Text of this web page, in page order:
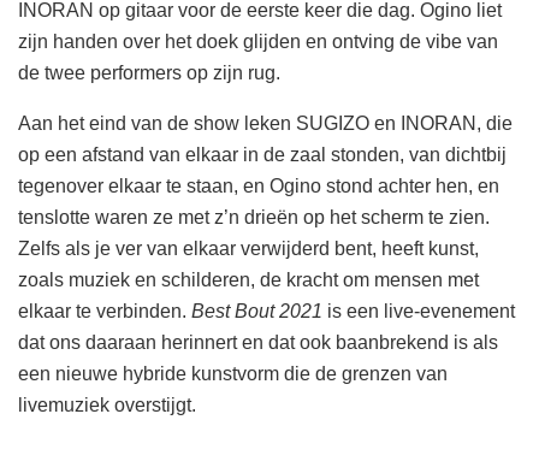
INORAN op gitaar voor de eerste keer die dag. Ogino liet
zijn handen over het doek glijden en ontving de vibe van
de twee performers op zijn rug.
Aan het eind van de show leken SUGIZO en INORAN, die
op een afstand van elkaar in de zaal stonden, van dichtbij
tegenover elkaar te staan, en Ogino stond achter hen, en
tenslotte waren ze met z’n drieën op het scherm te zien.
Zelfs als je ver van elkaar verwijderd bent, heeft kunst,
zoals muziek en schilderen, de kracht om mensen met
elkaar te verbinden. Best Bout 2021 is een live-evenement
dat ons daaraan herinnert en dat ook baanbrekend is als
een nieuwe hybride kunstvorm die de grenzen van
livemuziek overstijgt.